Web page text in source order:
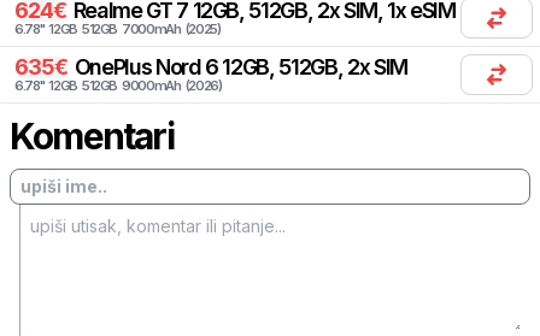
624€ Realme GT 7 12GB, 512GB, 2x SIM, 1x eSIM
6.78" 12GB 512GB 7000mAh (2025)
635€ OnePlus Nord 6 12GB, 512GB, 2x SIM
6.78" 12GB 512GB 9000mAh (2026)
Komentari